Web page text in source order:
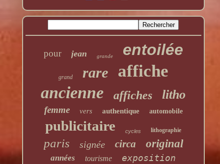
pour jean grande entoilée
grand rare affiche
ancienne affiches litho
femme vers authentique automobile
publicitaire cycles lithographie
paris signée circa original
années tourisme exposition